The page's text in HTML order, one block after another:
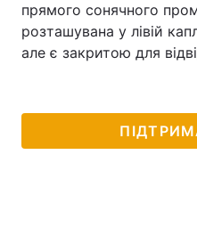
прямого сонячного
розташувана у лівій
але є закритою для